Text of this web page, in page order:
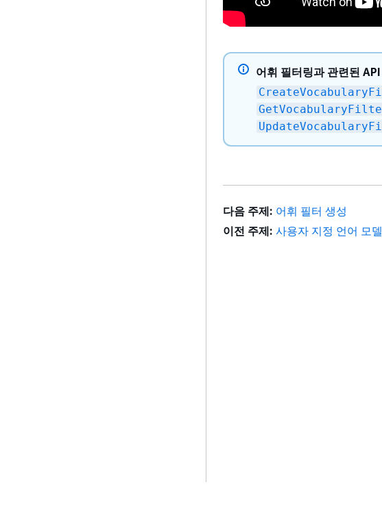
어휘 필터링과 관련된
다음 주제: 어휘 필터 생성
이전 주제: 사용자 지정 언어 모